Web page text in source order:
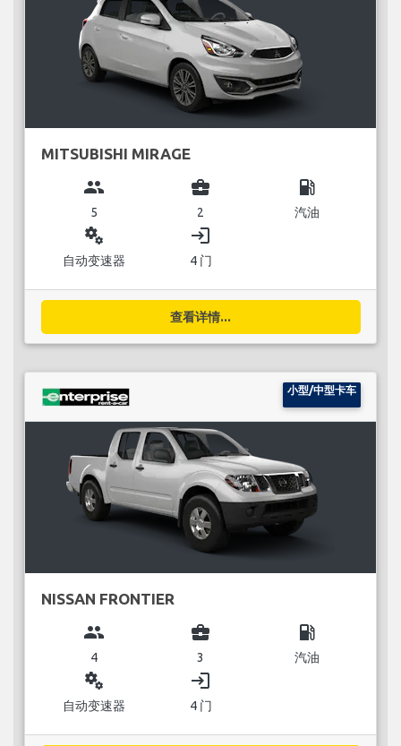
MITSUBISHI MIRAGE
group
5
business_center
2
local_gas_station
汽油
miscellaneous_services
自动变速器
login
4 门
查看详情...
小型/中型卡车
NISSAN FRONTIER
group
4
business_center
3
local_gas_station
汽油
miscellaneous_services
自动变速器
login
4 门